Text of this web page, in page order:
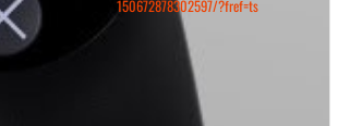
150672878302597/?fref=ts